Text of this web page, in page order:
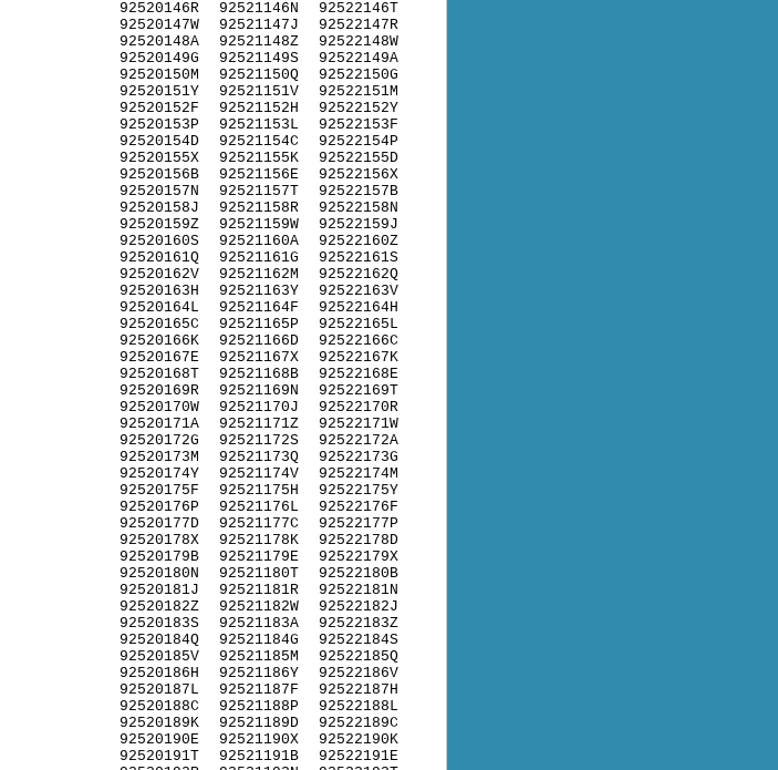
92520146R
92520147W
92520148A
92520149G
92520150M
92520151Y
92520152F
92520153P
92520154D
92520155X
92520156B
92520157N
92520158J
92520159Z
92520160S
92520161Q
92520162V
92520163H
92520164L
92520165C
92520166K
92520167E
92520168T
92520169R
92520170W
92520171A
92520172G
92520173M
92520174Y
92520175F
92520176P
92520177D
92520178X
92520179B
92520180N
92520181J
92520182Z
92520183S
92520184Q
92520185V
92520186H
92520187L
92520188C
92520189K
92520190E
92520191T
92521146N
92521147J
92521148Z
92521149S
92521150Q
92521151V
92521152H
92521153L
92521154C
92521155K
92521156E
92521157T
92521158R
92521159W
92521160A
92521161G
92521162M
92521163Y
92521164F
92521165P
92521166D
92521167X
92521168B
92521169N
92521170J
92521171Z
92521172S
92521173Q
92521174V
92521175H
92521176L
92521177C
92521178K
92521179E
92521180T
92521181R
92521182W
92521183A
92521184G
92521185M
92521186Y
92521187F
92521188P
92521189D
92521190X
92521191B
92522146T
92522147R
92522148W
92522149A
92522150G
92522151M
92522152Y
92522153F
92522154P
92522155D
92522156X
92522157B
92522158N
92522159J
92522160Z
92522161S
92522162Q
92522163V
92522164H
92522165L
92522166C
92522167K
92522168E
92522169T
92522170R
92522171W
92522172A
92522173G
92522174M
92522175Y
92522176F
92522177P
92522178D
92522179X
92522180B
92522181N
92522182J
92522183Z
92522184S
92522185Q
92522186V
92522187H
92522188L
92522189C
92522190K
92522191E